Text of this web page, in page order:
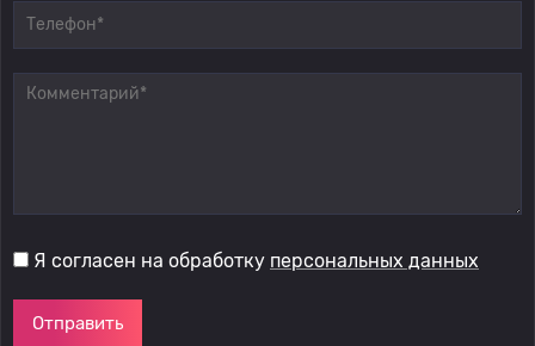
Я согласен на обработку персональных данных
Отправить